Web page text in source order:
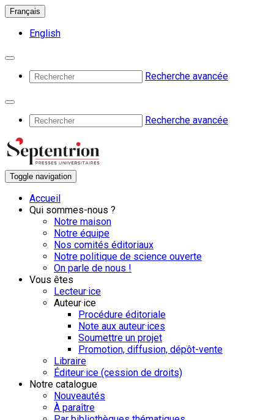
Français
English
Recherche avancée
Recherche avancée
Toggle navigation
Accueil
Qui sommes-nous ?
Notre maison
Notre équipe
Nos comités éditoriaux
Notre politique de science ouverte
On parle de nous !
Vous êtes
Lecteur·ice
Auteur·ice
Procédure éditoriale
Note aux auteur·ices
Soumettre un projet
Promotion, diffusion, dépôt-vente
Libraire
Éditeur·ice (cession de droits)
Notre catalogue
Nouveautés
À paraître